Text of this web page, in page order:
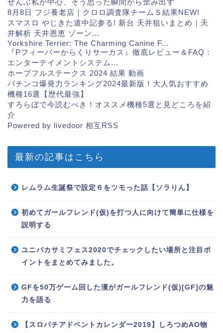
ぜんぶ私が中心、そう思った瞬間から歪み出す
8月8日 フジ養老店｜クロロ調査隊チームＳ結果NEW!
スマスロ やじきた道中記参る! 新台 天井狙いまとめ｜天
井解析 天井恩恵 ゾーン...
Yorkshire Terrier: The Charming Canine F...
『Pフィーバーからくりサーカス』徹底レビュー＆FAQ：
エンターテイメントシステム...
ホープフルステークス 2024 結果 動画
パチンコ爆発力ランキング2024最新版！大人気おすすめ
機種16選【歴代最強】
すろらぼで今読むべき！オススメ機種5選と見どころを紹
介
Powered by livedoor 相互RSS
最新の記事はこちら
レムラム生誕祭で設定６をツモった話【ソラりん】
初めてガールフレンド(仮)を打つ人に向けて簡単に仕様を
説明する
ユニバカサミフェス2020でチェックしたい場所と注目ポ
イントをまとめてみました。
GFを50万ゲーム回した漢がガールフレンド(仮)[GF]の魅
力を語る
【スロパチアドベントカレンダー2019】しろつめAO物